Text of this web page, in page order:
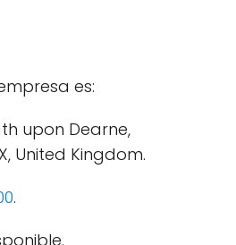
es:
upon Dearne,
United Kingdom.
.